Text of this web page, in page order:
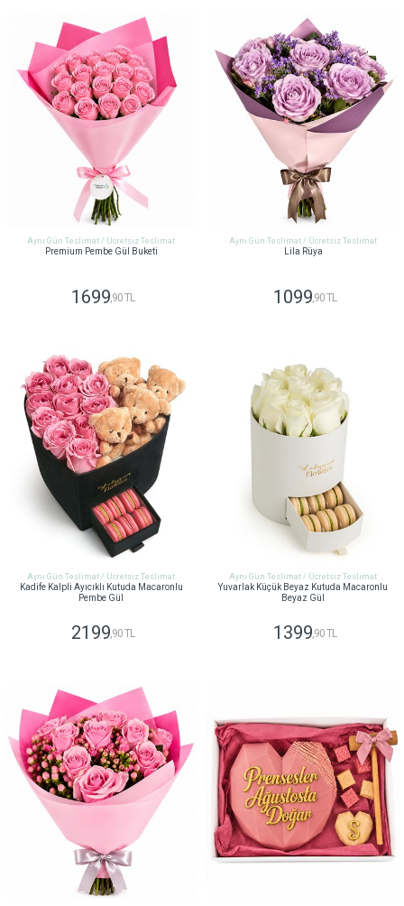
Aynı Gün Teslimat / Ücretsiz Teslimat
Premium Pembe Gül Buketi
1699,90 TL
Aynı Gün Teslimat / Ücretsiz Teslimat
Lila Rüya
1099,90 TL
Aynı Gün Teslimat / Ücretsiz Teslimat
Kadife Kalpli Ayıcıklı Kutuda Macaronlu
Pembe Gül
2199,90 TL
Aynı Gün Teslimat / Ücretsiz Teslimat
Yuvarlak Küçük Beyaz Kutuda Macaronlu
Beyaz Gül
1399,90 TL